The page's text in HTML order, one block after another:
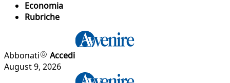
Economia
Rubriche
Abbonati
Accedi
August 9, 2026